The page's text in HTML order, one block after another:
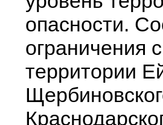
опасности.
ограничения
территории